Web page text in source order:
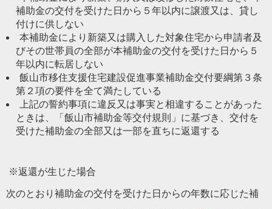
補助金の交付を受けた日から５年以内に譲渡又は、貸し
付けに供しない
本補助金により新築又は購入した対象住宅から申請者及
びその世帯員の全部が本補助金の交付を受けた日から５
年以内に転居しない
飯山市移住支援住宅建設促進事業補助金交付要綱第３条
第２項の要件を全て満たしている
上記の誓約事項に違反又は事実と相違することがあった
ときは、「飯山市補助金等交付規則」に基づき、交付を
受けた補助金の全部又は一部を直ちに返還する
※返還が生じた場合
次のとおり補助金の交付を受けた日からの年数に応じた補